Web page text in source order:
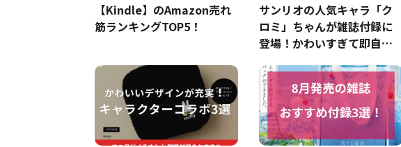
【Kindle】のAmazon売れ
筋ランキングTOP5！
サンリオの人気キャラ「ク
ロミ」ちゃんが雑誌付録に
登場！かわいすぎて即自慢
ルダー2選